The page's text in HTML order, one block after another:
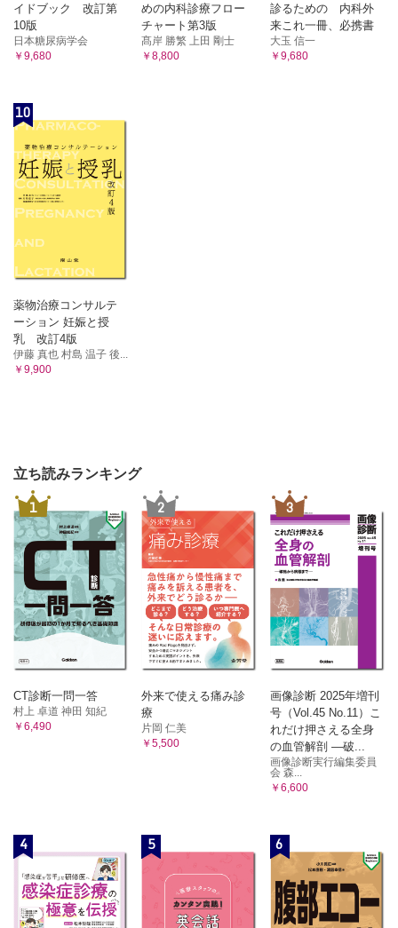
イドブック 改訂第
10版
日本糖尿病学会
￥9,680
めの内科診療フロー
チャート第3版
髙岸 勝繁 上田 剛士
￥8,800
診るための 内科外
来これ一冊、必携書
大玉 信一
￥9,680
10
薬物治療コンサルテ
ーション 妊娠と授
乳 改訂4版
伊藤 真也 村島 温子 後...
￥9,900
立ち読みランキング
1
CT診断一問一答
村上 卓道 神田 知紀
￥6,490
2
外来で使える痛み診
療
片岡 仁美
￥5,500
3
画像診断 2025年増刊
号（Vol.45 No.11）こ
れだけ押さえる全身
の血管解剖 ―破...
画像診断実行編集委員
会 森...
￥6,600
4 5 6